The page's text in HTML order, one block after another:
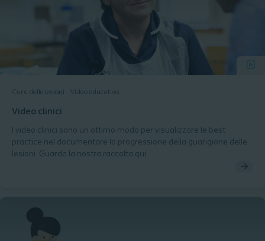
Cura delle lesioni Video educativo
Video clinici
I video clinici sono un ottimo modo per visualizzare le best
practice nel documentare la progressione della guarigione delle
lesioni. Guarda la nostra raccolta qui.